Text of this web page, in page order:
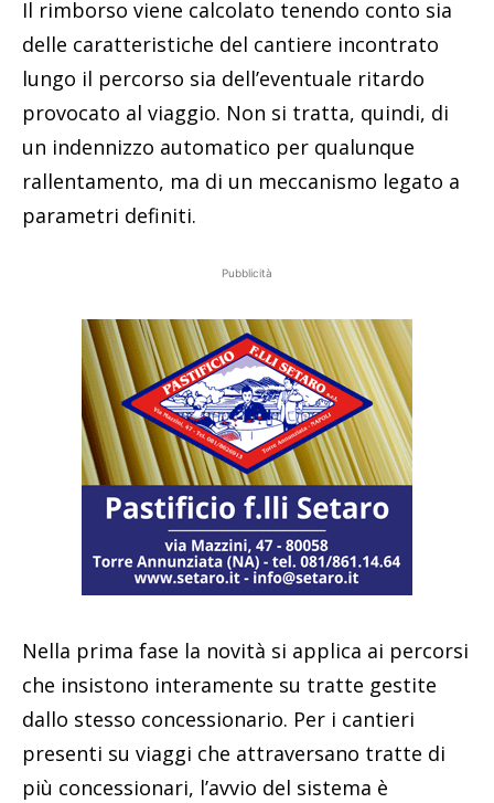
Il rimborso viene calcolato tenendo conto sia
delle caratteristiche del cantiere incontrato
lungo il percorso sia dell’eventuale ritardo
provocato al viaggio. Non si tratta, quindi, di
un indennizzo automatico per qualunque
rallentamento, ma di un meccanismo legato a
parametri definiti.
Pubblicità
Nella prima fase la novità si applica ai percorsi
che insistono interamente su tratte gestite
dallo stesso concessionario. Per i cantieri
presenti su viaggi che attraversano tratte di
più concessionari, l’avvio del sistema è